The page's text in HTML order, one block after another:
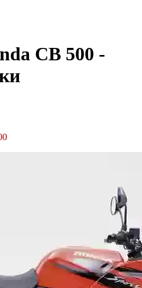
CB 500 -